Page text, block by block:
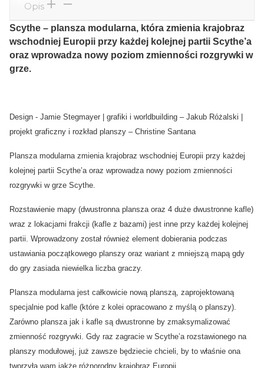
Opis
Scythe – plansza modularna, która zmienia krajobraz
wschodniej Europii przy każdej kolejnej partii Scythe’a
oraz wprowadza nowy poziom zmienności rozgrywki w
grze.
Design - Jamie Stegmayer | grafiki i worldbuilding – Jakub Różalski |
projekt graficzny i rozkład planszy – Christine Santana
Plansza modularna zmienia krajobraz wschodniej Europii przy każdej
kolejnej partii Scythe’a oraz wprowadza nowy poziom zmienności
rozgrywki w grze Scythe.
Rozstawienie mapy (dwustronna plansza oraz 4 duże dwustronne kafle)
wraz z lokacjami frakcji (kafle z bazami) jest inne przy każdej kolejnej
partii. Wprowadzony został również element dobierania podczas
ustawiania początkowego planszy oraz wariant z mniejszą mapą gdy
do gry zasiada niewielka liczba graczy.
Plansza modularna jest całkowicie nową planszą, zaprojektowaną
specjalnie pod kafle (które z kolei opracowano z myślą o planszy).
Zarówno plansza jak i kafle są dwustronne by zmaksymalizować
zmienność rozgrywki. Gdy raz zagracie w Scythe’a rozstawionego na
planszy modułowej, już zawsze będziecie chcieli, by to właśnie ona
tworzyła wam jakże różnorodny krajobraz Europii.